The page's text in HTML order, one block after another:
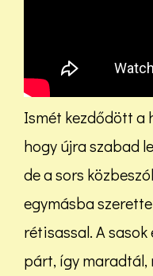
Ismét kezdődött a
hogy újra szabad
de a sors
egymásba
rétisassal. A
párt, így